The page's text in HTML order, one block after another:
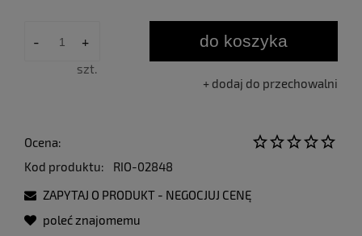
- +
szt.
do koszyka
dodaj do przechowalni
Ocena:
Kod produktu:
RIO-02848
ZAPYTAJ O PRODUKT - NEGOCJUJ CENĘ
poleć znajomemu